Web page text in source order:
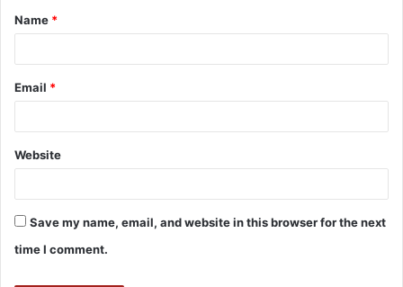
Name *
Email *
Website
Save my name, email, and website in this browser for the next
time I comment.